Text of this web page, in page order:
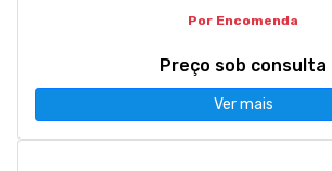
Por Encomenda
Preço sob consulta
Ver mais